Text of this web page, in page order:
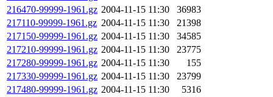
216470-99999-1961.gz 2004-11-15 11:30
36983
217110-99999-1961.gz 2004-11-15 11:30
21398
217150-99999-1961.gz 2004-11-15 11:30
34585
217210-99999-1961.gz 2004-11-15 11:30
23775
217280-99999-1961.gz 2004-11-15 11:30
155
217330-99999-1961.gz 2004-11-15 11:30
23799
217480-99999-1961.gz 2004-11-15 11:30
5316